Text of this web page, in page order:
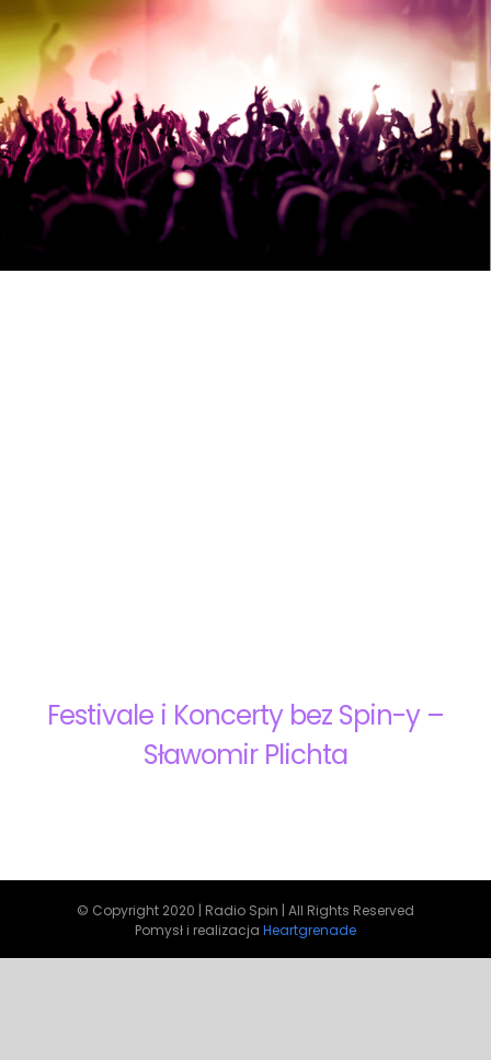
Festivale i Koncerty bez Spin-y –
Sławomir Plichta
© Copyright 2020 | Radio Spin | All Rights Reserved
Pomysł i realizacja Heartgrenade